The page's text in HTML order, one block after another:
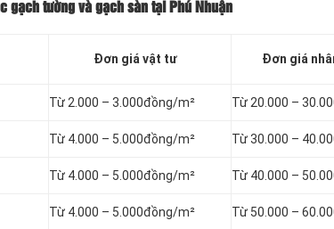
gạch tường và gạch sàn tại Phú Nhuận
Đơn giá vật tư Đơn giá
Từ 2.000 – 3.000đồng/m² Từ 20.000 –
Từ 4.000 – 5.000đồng/m² Từ 30.000 –
Từ 4.000 – 5.000đồng/m² Từ 40.000 –
Từ 4.000 – 5.000đồng/m² Từ 50.000 –